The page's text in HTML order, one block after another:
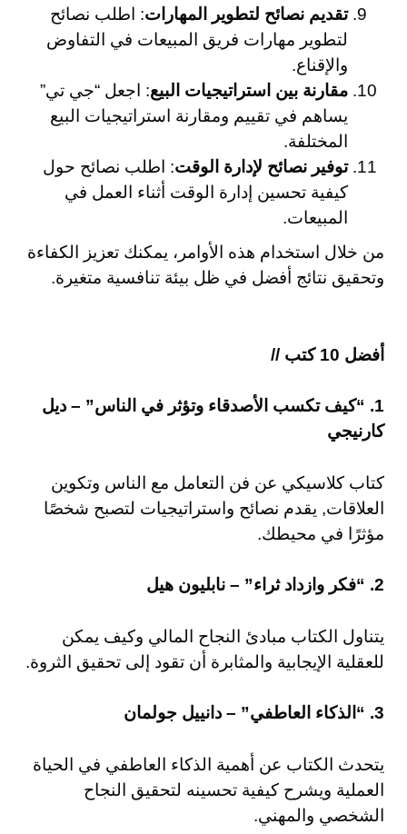
تقديم نصائح لتطوير المهارات: اطلب نصائح
لتطوير مهارات فريق المبيعات في التفاوض
والإقناع.
مقارنة بين استراتيجيات البيع: اجعل “جي تي”
يساهم في تقييم ومقارنة استراتيجيات البيع
المختلفة.
توفير نصائح لإدارة الوقت: اطلب نصائح حول
كيفية تحسين إدارة الوقت أثناء العمل في
المبيعات.
من خلال استخدام هذه الأوامر، يمكنك تعزيز الكفاءة
وتحقيق نتائج أفضل في ظل بيئة تنافسية متغيرة.
أفضل 10 كتب //
1. “كيف تكسب الأصدقاء وتؤثر في الناس” – ديل
كارنيجي
كتاب كلاسيكي عن فن التعامل مع الناس وتكوين
العلاقات, يقدم نصائح واستراتيجيات لتصبح شخصًا
مؤثرًا في محيطك.
2. “فكر وازداد ثراء” – نابليون هيل
يتناول الكتاب مبادئ النجاح المالي وكيف يمكن
للعقلية الإيجابية والمثابرة أن تقود إلى تحقيق الثروة.
3. “الذكاء العاطفي” – دانييل جولمان
يتحدث الكتاب عن أهمية الذكاء العاطفي في الحياة
العملية ويشرح كيفية تحسينه لتحقيق النجاح
الشخصي والمهني.